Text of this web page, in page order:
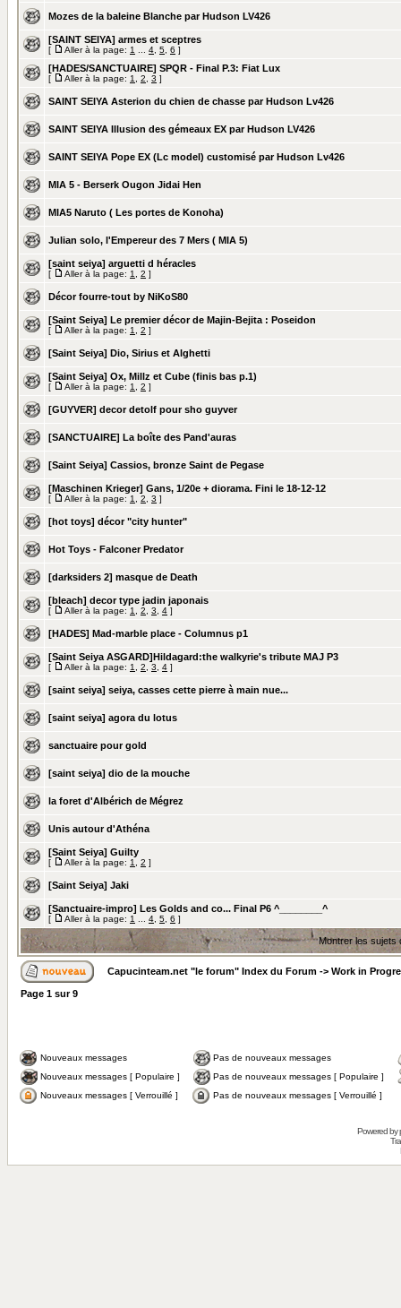
Mozes de la baleine Blanche par Hudson LV426
[SAINT SEIYA] armes et sceptres
[ Aller à la page: 1 4 5 6 ]
[HADES/SANCTUAIRE] SPQR - Final P.3: Fiat Lux
[ Aller à la page: 1 2 3 ]
SAINT SEIYA Asterion du chien de chasse par Hudson Lv426
SAINT SEIYA Illusion des gémeaux EX par Hudson LV426
SAINT SEIYA Pope EX (Lc model) customisé par Hudson Lv426
MIA 5 - Berserk Ougon Jidai Hen
MIA5 Naruto ( Les portes de Konoha)
Julian solo, l'Empereur des 7 Mers ( MIA 5)
[saint seiya] arguetti d héracles
[ Aller à la page: 1 2 ]
Décor fourre-tout by NiKoS80
[Saint Seiya] Le premier décor de Majin-Bejita : Poseidon
[ Aller à la page: 1 2 ]
[Saint Seiya] Dio, Sirius et Alghetti
[Saint Seiya] Ox, Millz et Cube (finis bas p.1)
[ Aller à la page: 1 2 ]
[GUYVER] decor detolf pour sho guyver
[SANCTUAIRE] La boîte des Pand'auras
[Saint Seiya] Cassios, bronze Saint de Pegase
[Maschinen Krieger] Gans, 1/20e + diorama. Fini le 18-12-12
[ Aller à la page: 1 2 3 ]
[hot toys] décor "city hunter"
Hot Toys - Falconer Predator
[darksiders 2] masque de Death
[bleach] decor type jadin japonais
[ Aller à la page: 1 2 3 4 ]
[HADES] Mad-marble place - Columnus p1
[Saint Seiya ASGARD]Hildagard:the walkyrie's tribute MAJ P3
[ Aller à la page: 1 2 3 4 ]
[saint seiya] seiya, casses cette pierre à main nue...
[saint seiya] agora du lotus
sanctuaire pour gold
[saint seiya] dio de la mouche
la foret d'Albérich de Mégrez
Unis autour d'Athéna
[Saint Seiya] Guilty
[ Aller à la page: 1 2 ]
[Saint Seiya] Jaki
[Sanctuaire-impro] Les Golds and co... Final P6 ^________^
[ Aller à la page: 1 4 5 6 ]
Montrer les sujets
Capucinteam.net "le forum" Index du Forum -> Work in
Page 1 sur9
Nouveaux messages
Pas de nouveaux messages
Nouveaux messages [ Populaire ]
Pas de nouveaux messages [ Populaire ]
Nouveaux messages [ Verrouillé ]
Pas de nouveaux messages [ Verrouillé ]
Powered by